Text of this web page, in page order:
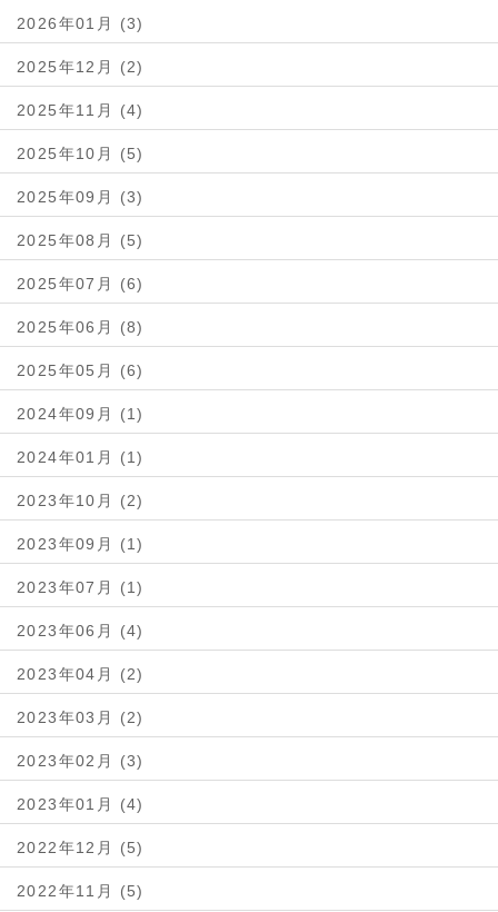
2026年01月 (3)
2025年12月 (2)
2025年11月 (4)
2025年10月 (5)
2025年09月 (3)
2025年08月 (5)
2025年07月 (6)
2025年06月 (8)
2025年05月 (6)
2024年09月 (1)
2024年01月 (1)
2023年10月 (2)
2023年09月 (1)
2023年07月 (1)
2023年06月 (4)
2023年04月 (2)
2023年03月 (2)
2023年02月 (3)
2023年01月 (4)
2022年12月 (5)
2022年11月 (5)